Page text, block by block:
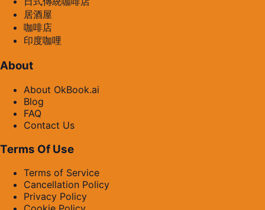
居酒屋
咖啡店
印度咖哩
About
About OkBook.ai
Blog
FAQ
Contact Us
Terms Of Use
Terms of Service
Cancellation Policy
Privacy Policy